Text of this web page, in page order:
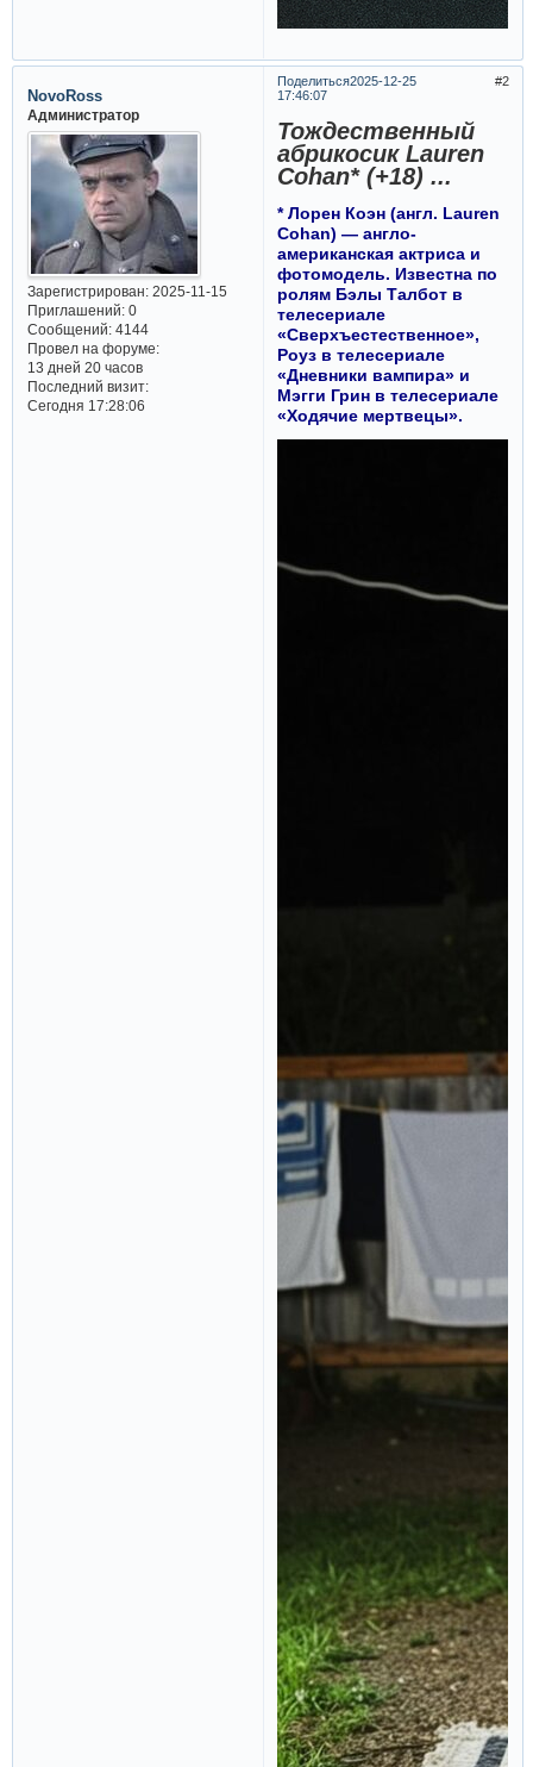
Поделиться 2
2025-12-25
17:46:07
NovoRoss
Администратор
Зарегистрирован: 2025-11-15
Приглашений:0
Сообщений:4144
Провел на форуме:
13 дней 20 часов
Последний визит:
Сегодня 17:28:06
Тождественный
абрикосик Lauren
Cohan* (+18) ...
* Лорен Коэн (англ. Lauren
Cohan) — англо-
американская актриса и
фотомодель. Известна по
ролям Бэлы Талбот в
телесериале
«Сверхъестественное»,
Роуз в телесериале
«Дневники вампира» и
Мэгги Грин в телесериале
«Ходячие мертвецы».